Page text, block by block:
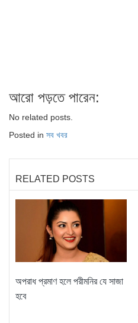
আরো পড়তে পারেন:
No related posts.
Posted in সব খবর
RELATED POSTS
অপরাধ প্রমাণ হলে পরীমনির যে সাজা
হবে